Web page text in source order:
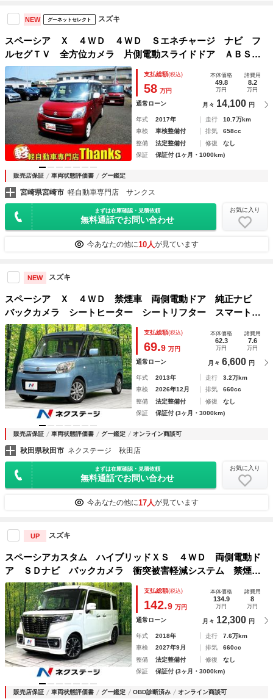
NEW グーネットセレクト スズキ
スペーシア Ｘ ４ＷＤ ４ＷＤ Ｓエネチャージ ナビ フ
ルセグＴＶ 全方位カメラ 片側電動スライドドア ＡＢＳ
セキュリティ プッシュスタート Ｗエアバッグ
支払総額(税込)
58 万円
本体価格
49.8
万円
諸費用
8.2
万円
通常ローン 月々 14,100 円
年式 2017年 走行
10.7万km
車検
車検整備付 排気
658cc
整備
法定整備付 修復
なし
保証
保証付 (1ヶ月・1000km)
販売店保証 車両状態評価書 グー鑑定
宮崎県宮崎市 軽自動車専門店 サンクス
まずは在庫確認・見積依頼
無料通話でお問い合わせ
お気に入り
今あなたの他に10人が見ています
NEW スズキ
スペーシア Ｘ ４ＷＤ 禁煙車 両側電動ドア 純正ナビ
バックカメラ シートヒーター シートリフター スマートキ
ー アイドリングストップ ドアバイザー プライバシーガラ
ス 電動格納ミラー
支払総額(税込)
69.9 万円
本体価格
62.3
万円
諸費用
7.6
万円
通常ローン 月々 6,600 円
年式 2013年 走行
3.2万km
車検
2026年12月 排気
660cc
整備
法定整備付 修復
なし
保証
保証付 (3ヶ月・3000km)
販売店保証 車両状態評価書 グー鑑定 オンライン商談可
秋田県秋田市 ネクステージ 秋田店
まずは在庫確認・見積依頼
無料通話でお問い合わせ
お気に入り
今あなたの他に17人が見ています
UP スズキ
スペーシアカスタム ハイブリッドＸＳ ４ＷＤ 両側電動ド
ア ＳＤナビ バックカメラ 衝突被害軽減システム 禁煙
車 コーナーセンサー スマートキー ＬＥＤヘッド 純正１
５インチアルミ オートライト オートエアコン Ｂｌｕｅｔ
ｏｏｔｈ ＣＤ
支払総額(税込)
142.9 万円
本体価格
134.9
万円
諸費用
8
万円
通常ローン 月々 12,300 円
年式 2018年 走行
7.6万km
車検
2027年9月 排気
660cc
整備
法定整備付 修復
なし
保証
保証付 (3ヶ月・3000km)
販売店保証 車両状態評価書 グー鑑定 OBD診断済み オンライン商談可